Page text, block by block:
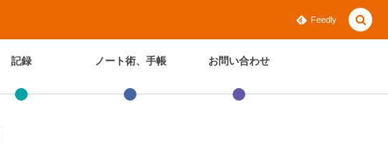
Feedly
記録 ノート術、手帳 お問い合わせ